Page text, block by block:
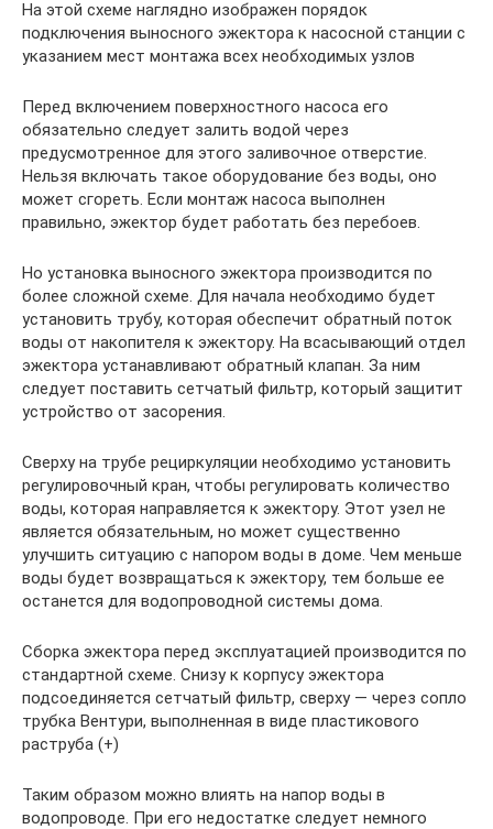
На этой схеме наглядно изображен порядок
подключения выносного эжектора к насосной станции с
указанием мест монтажа всех необходимых узлов
Перед включением поверхностного насоса его
обязательно следует залить водой через
предусмотренное для этого заливочное отверстие.
Нельзя включать такое оборудование без воды, оно
может сгореть. Если монтаж насоса выполнен
правильно, эжектор будет работать без перебоев.
Но установка выносного эжектора производится по
более сложной схеме. Для начала необходимо будет
установить трубу, которая обеспечит обратный поток
воды от накопителя к эжектору. На всасывающий отдел
эжектора устанавливают обратный клапан. За ним
следует поставить сетчатый фильтр, который защитит
устройство от засорения.
Сверху на трубе рециркуляции необходимо установить
регулировочный кран, чтобы регулировать количество
воды, которая направляется к эжектору. Этот узел не
является обязательным, но может существенно
улучшить ситуацию с напором воды в доме. Чем меньше
воды будет возвращаться к эжектору, тем больше ее
останется для водопроводной системы дома.
Сборка эжектора перед эксплуатацией производится по
стандартной схеме. Снизу к корпусу эжектора
подсоединяется сетчатый фильтр, сверху — через сопло
трубка Вентури, выполненная в виде пластикового
раструба (+)
Таким образом можно влиять на напор воды в
водопроводе. При его недостатке следует немного